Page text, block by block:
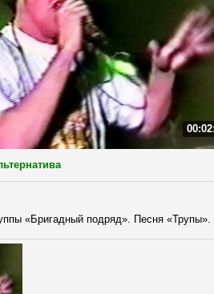
«Бригадный подряд». Песня «Трупы».